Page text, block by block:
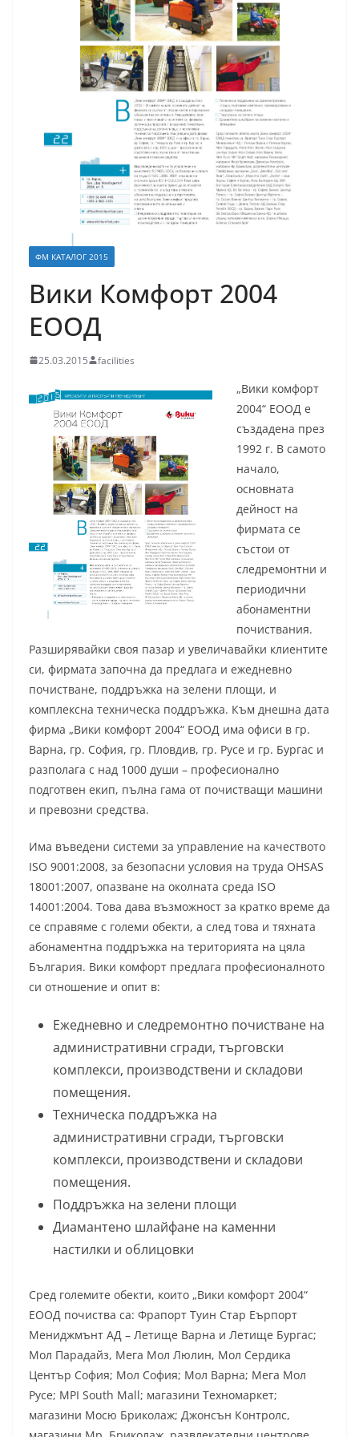
ФМ КАТАЛОГ 2015
Вики Комфорт 2004
ЕООД
25.03.2015 facilities
„Вики комфорт
2004“ ЕООД е
създадена през
1992 г. В самото
начало,
основната
дейност на
фирмата се
състои от
следремонтни и
периодични
абонаментни
почиствания.
Разширявайки своя пазар и увеличавайки клиентите
си, фирмата започна да предлага и ежедневно
почистване, поддръжка на зелени площи, и
комплексна техническа поддръжка. Към днешна дата
фирма „Вики комфорт 2004“ ЕООД има офиси в гр.
Варна, гр. София, гр. Пловдив, гр. Русе и гр. Бургас и
разполага с над 1000 души – професионално
подготвен екип, пълна гама от почистващи машини
и превозни средства.
Има въведени системи за управление на качеството
ISO 9001:2008, за безопасни условия на труда OHSAS
18001:2007, опазване на околната среда ISO
14001:2004. Това дава възможност за кратко време да
се справяме с големи обекти, а след това и тяхната
абонаментна поддръжка на територията на цяла
България. Вики комфорт предлага професионалното
си отношение и опит в:
Ежедневно и следремонтно почистване на
административни сгради, търговски
комплекси, производствени и складови
помещения.
Техническа поддръжка на
административни сгради, търговски
комплекси, производствени и складови
помещения.
Поддръжка на зелени площи
Диамантено шлайфане на каменни
настилки и облицовки
Сред големите обекти, които „Вики комфорт 2004“
ЕООД почиства са: Фрапорт Туин Стар Еърпорт
Мениджмънт АД – Летище Варна и Летище Бургас;
Мол Парадайз, Мега Мол Люлин, Мол Сердика
Център София; Мол София; Мол Варна; Мега Мол
Русе; MPI South Mall; магазини Техномаркет;
магазини Мосю Бриколаж; Джонсън Контролс,